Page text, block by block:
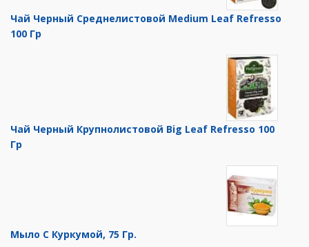
Чай Черный Среднелистовой Medium Leaf Refresso
100 Гр
Чай Черный Крупнолистовой Big Leaf Refresso 100
Гр
Мыло С Куркумой, 75 Гр.